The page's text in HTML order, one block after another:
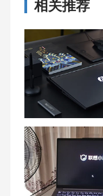
相关推荐